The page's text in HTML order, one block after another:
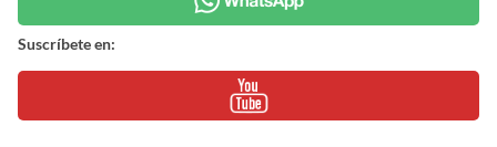
Suscríbete en: